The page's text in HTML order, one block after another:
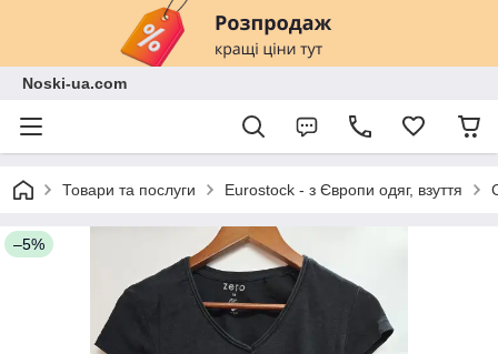
Noski-ua.com
Товари та послуги Eurostock - з Європи одяг, взуття
–5%